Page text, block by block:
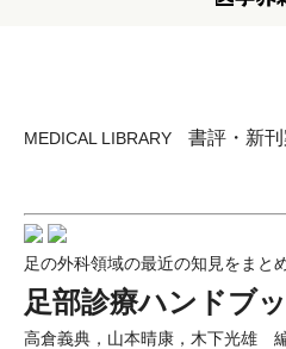
MEDICAL LIBRARY 書評・新
足の外科領域の最近の知見をまと
足部診療ハンドブ
高倉義典，山本晴康，木下光雄